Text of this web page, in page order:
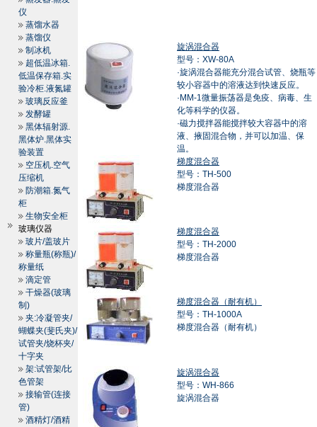
仪
蒸馏水器
蒸馏仪
制冰机
超低温冰箱.
低温保存箱.实
验冷柜.液氮罐
玻璃反应釜
发酵罐
黑体辐射源.
黑体炉.黑体实
验装置
空压机.空气
压缩机
防潮箱.氮气
柜
生物安全柜
玻璃仪器
玻片/盖玻片
称量瓶(称瓶)/
称量纸
滴定管
干燥器(玻璃
制)
夹:冷凝管夹/
蝴蝶夹(斐氏夹)/
试管夹/烧杯夹/
十字夹
架:试管架/比
色管架
接输管(连接
管)
酒精灯/酒精
旋涡混合器
型号：XW-80A
·旋涡混合器能充分混合试管、烧瓶等
较小容器中的溶液达到快速反应。
·MM-1微量振荡器是免疫、病毒、生
化等科学的仪器。
·磁力搅拌器能搅拌较大容器中的溶
液、掖固混合物，并可以加温、保
温。
梯度混合器
型号：TH-500
梯度混合器
梯度混合器
型号：TH-2000
梯度混合器
梯度混合器（耐有机）
型号：TH-1000A
梯度混合器（耐有机）
旋涡混合器
型号：WH-866
旋涡混合器